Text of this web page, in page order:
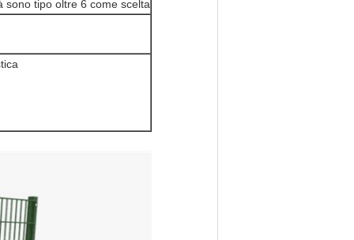
sono tipo oltre 6 come scelta